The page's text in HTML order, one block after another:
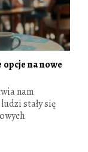
na nowe
nam
stały się